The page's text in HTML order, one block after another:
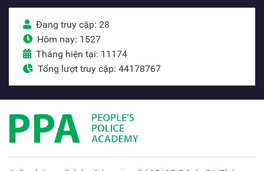
Đang truy cập: 28
Hôm nay: 1527
Tháng hiện tại: 11174
Tổng lượt truy cập: 44178767